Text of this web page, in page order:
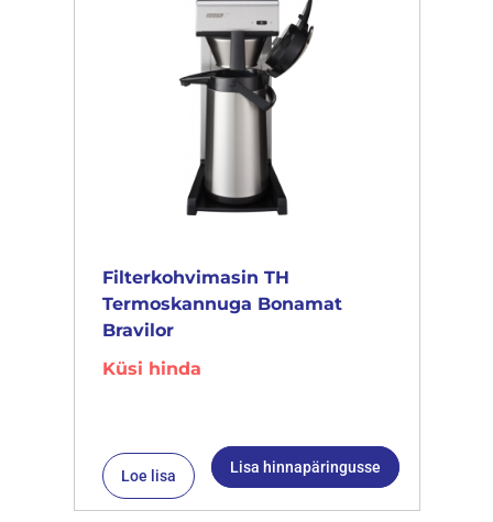
Filterkohvimasin TH
Termoskannuga Bonamat
Bravilor
Küsi hinda
Loe lisa Lisa hinnapäringusse